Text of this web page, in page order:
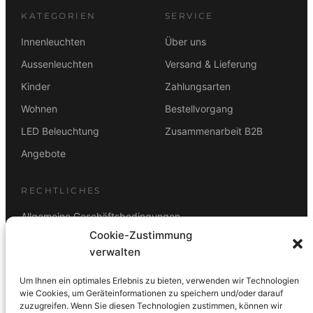
Cookie-Zustimmung
verwalten
Um Ihnen ein optimales Erlebnis zu bieten, verwenden wir Technologien
wie Cookies, um Geräteinformationen zu speichern und/oder darauf
zuzugreifen. Wenn Sie diesen Technologien zustimmen, können wir
KATEGORIEN
Innenleuchten
Aussenleuchten
Kinder
Wohnen
LED Beleuchtung
Angebote
SERVICE
Über uns
Versand & Lieferung
Zahlungsarten
Bestellvorgang
Zusammenarbeit B2B
RECHTLICHES
Allgemeine Geschäftsbedingungen
Rücktrittsbelehrung